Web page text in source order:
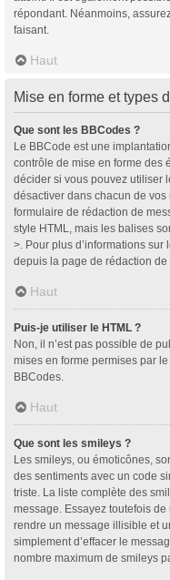
répondant. Néanmoins,
faisant.
Haut
Mise en forme et types
Que sont les BBCodes ?
Le BBCode est une
contrôle de mise en forme des
décider si vous pouvez utiliser
désactiver dans chacun de
formulaire de rédaction de
style HTML, mais les balises
>. Pour plus d’informations
depuis la page de rédaction de
Haut
Puis-je utiliser le HTML ?
Non, il n’est pas possible de
mises en forme permises par
BBCodes.
Haut
Que sont les smileys ?
Les smileys, ou émoticônes,
des sentiments avec un code
triste. La liste complète des
message. Essayez toutefois
rendre un message illisible et
simplement d’effacer le
nombre maximum de smileys